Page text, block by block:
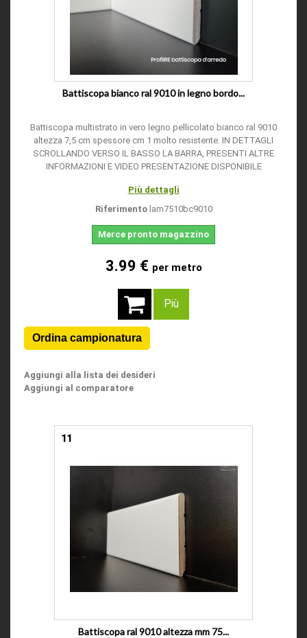
Battiscopa bianco ral 9010 in legno bordo...
Battiscopa multistrato in vero legno pellicolato bianco ral 9010
altezza 7,5 cm spessore cm 1 molto resistente. IN DETTAGLI
SCROLLANDO VERSO IL BASSO LA BARRA, PRESENTI ALTRE
INFORMAZIONI E VIDEO PRESENTAZIONE DISPONIBILE
Più dettagli
Riferimento lam7510bc9010
Merce pronto magazzino
3.99 € per metro
Più
Aggiungi alla lista dei desideri
Aggiungi al comparatore
11
Battiscopa ral 9010 altezza mm 75...